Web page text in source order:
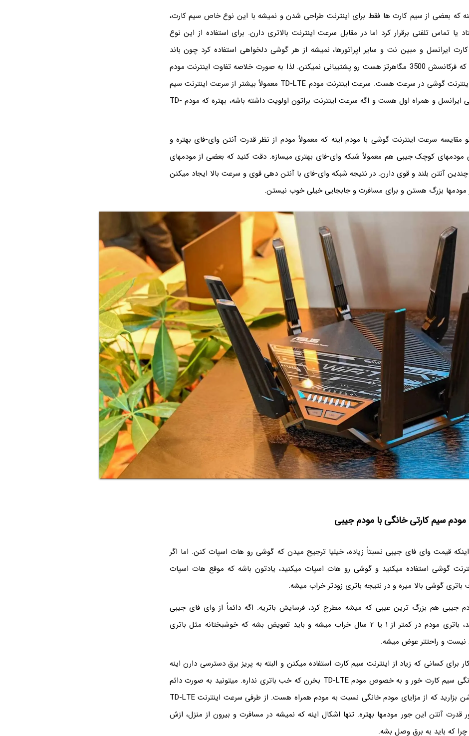
که بعضی از سیم کارت ها فقط برای اینترنت طراحی شدن و نمیشه با این نوع خاص سیم کارت،
یا تماس تلفنی برقرار کرد اما در مقابل سرعت اینترنت بالاتری دارن. برای استفاده از این نوع
ایرانسل و مبین نت و سایر اپراتورها، نمیشه از هر گوشی دلخواهی استفاده کرد چون باند
فرکانسی ۴۲ که فرکانسش 3500 مگاهرتز هست رو پشتیبانی نمیکنن. لذا به صورت خلاصه تفاوت اینترنت مودم
ایرانسل با اینترنت گوشی در سرعت هست. سرعت اینترنت مودم TD-LTE معمولاً بیشتر از سرعت اینترنت سیم
کارت معمولی ایرانسل و همراه اول هست و اگه سرعت اینترنت براتون اولویت داشته باشه، بهتره که مودم TD-
مقایسه سرعت اینترنت گوشی با مودم اینه که معمولاً مودم از نظر قدرت آنتن وای-فای بهتره و
مودمهای کوچک جیبی هم معمولاً شبکه وای-فای بهتری میسازه. دقت کنید که بعضی از مودمهای
چندین آنتن بلند و قوی دارن. در نتیجه شبکه وای-فای با آنتن دهی قوی و سرعت بالا ایجاد میکنن
مودمها بزرگ هستن و برای مسافرت و جابجایی خیلی خوب نیستن.
مودم سیم کارتی خانگی با مودم جیبی
قیمت وای فای جیبی نسبتاً زیاده، خیلیا ترجیح میدن که گوشی رو هات اسپات کنن. اما اگر
گوشی استفاده میکنید و گوشی رو هات اسپات میکنید، یادتون باشه که موقع هات اسپات
گوشی بالا میره و در نتیجه باتری زودتر خراب میشه.
جیبی هم بزرگ ترین عیبی که میشه مطرح کرد، فرسایش باتریه. اگه دائماً از وای فای جیبی
استفاده کنید، باتری مودم در کمتر از ۱ یا ۲ سال خراب میشه و باید تعویض بشه که خوشبختانه مثل باتری
و راحتتر عوض میشه.
برای کسانی که زیاد از اینترنت سیم کارت استفاده میکنن و البته به پریز برق دسترسی دارن اینه
که مودم خانگی سیم کارت خور و به خصوص مودم TD-LTE بخرن که خب باتری نداره. میتونید به صورت دائم
مودم رو روشن بزارید که از مزایای مودم خانگی نسبت به مودم همراه هست. از طرفی سرعت اینترنت TD-LTE
آنتن این جور مودمها بهتره. تنها اشکال اینه که نمیشه در مسافرت و بیرون از منزل، ازش
چرا که باید به برق وصل بشه.